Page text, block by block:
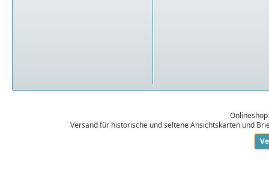
Versand für historische und seltene Ansichtskarten und